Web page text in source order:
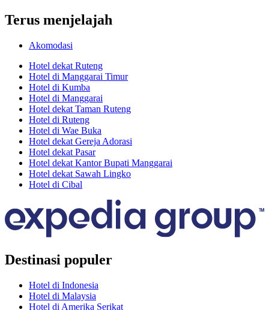
Terus menjelajah
Akomodasi
Hotel dekat Ruteng
Hotel di Manggarai Timur
Hotel di Kumba
Hotel di Manggarai
Hotel dekat Taman Ruteng
Hotel di Ruteng
Hotel di Wae Buka
Hotel dekat Gereja Adorasi
Hotel dekat Pasar
Hotel dekat Kantor Bupati Manggarai
Hotel dekat Sawah Lingko
Hotel di Cibal
Destinasi populer
Hotel di Indonesia
Hotel di Malaysia
Hotel di Amerika Serikat